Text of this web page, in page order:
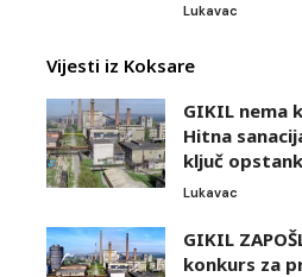
Lukavac
Vijesti iz Koksare
GIKIL nema
Hitna
ključ
Lukavac
GIKIL
konkurs za